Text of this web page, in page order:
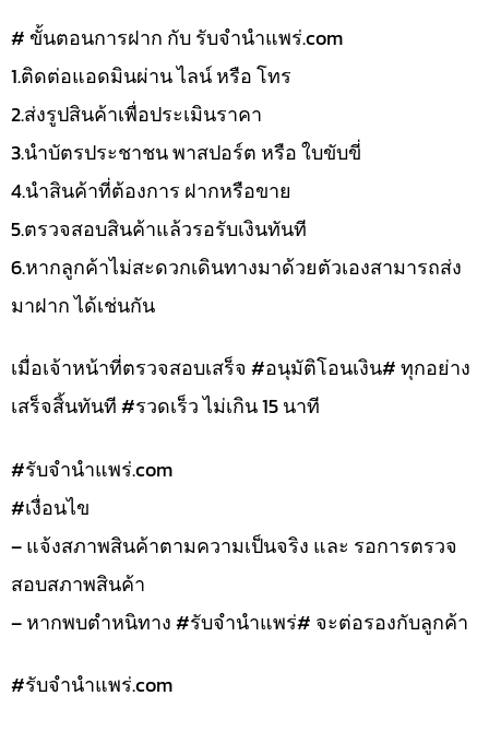
# ขั้นตอนการฝาก กับ รับจำนำแพร่.com
1.ติดต่อแอดมินผ่าน ไลน์ หรือ โทร
2.ส่งรูปสินค้าเพื่อประเมินราคา
3.นำบัตรประชาชน พาสปอร์ต หรือ ใบขับขี่
4.นำสินค้าที่ต้องการ ฝากหรือขาย
5.ตรวจสอบสินค้าแล้วรอรับเงินทันที
6.หากลูกค้าไม่สะดวกเดินทางมาด้วยตัวเองสามารถส่ง
มาฝาก ได้เช่นกัน
เมื่อเจ้าหน้าที่ตรวจสอบเสร็จ #อนุมัติโอนเงิน# ทุกอย่าง
เสร็จสิ้นทันที #รวดเร็ว ไม่เกิน 15 นาที
#รับจํานําแพร่.com
#เงื่อนไข
– แจ้งสภาพสินค้าตามความเป็นจริง และ รอการตรวจ
สอบสภาพสินค้า
– หากพบตำหนิทาง #รับจำนำแพร่# จะต่อรองกับลูกค้า
#รับจํานําแพร่.com